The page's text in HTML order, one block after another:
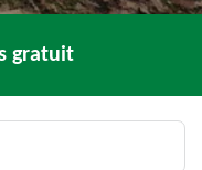
gratuit